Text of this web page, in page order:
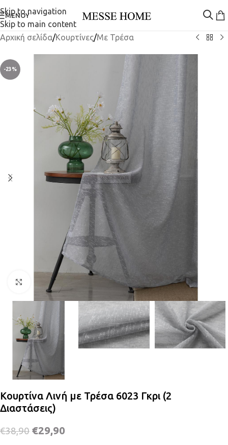
Skip to navigation
Skip to main content
ΜΕΝΟΎ
Αρχική σελίδα/Κουρτίνες/Mε Τρέσα
-23%
Κλικ για μεγέθυνση
Κουρτίνα Λινή με Τρέσα 6023 Γκρι (2
Διαστάσεις)
€38,90 €29,90